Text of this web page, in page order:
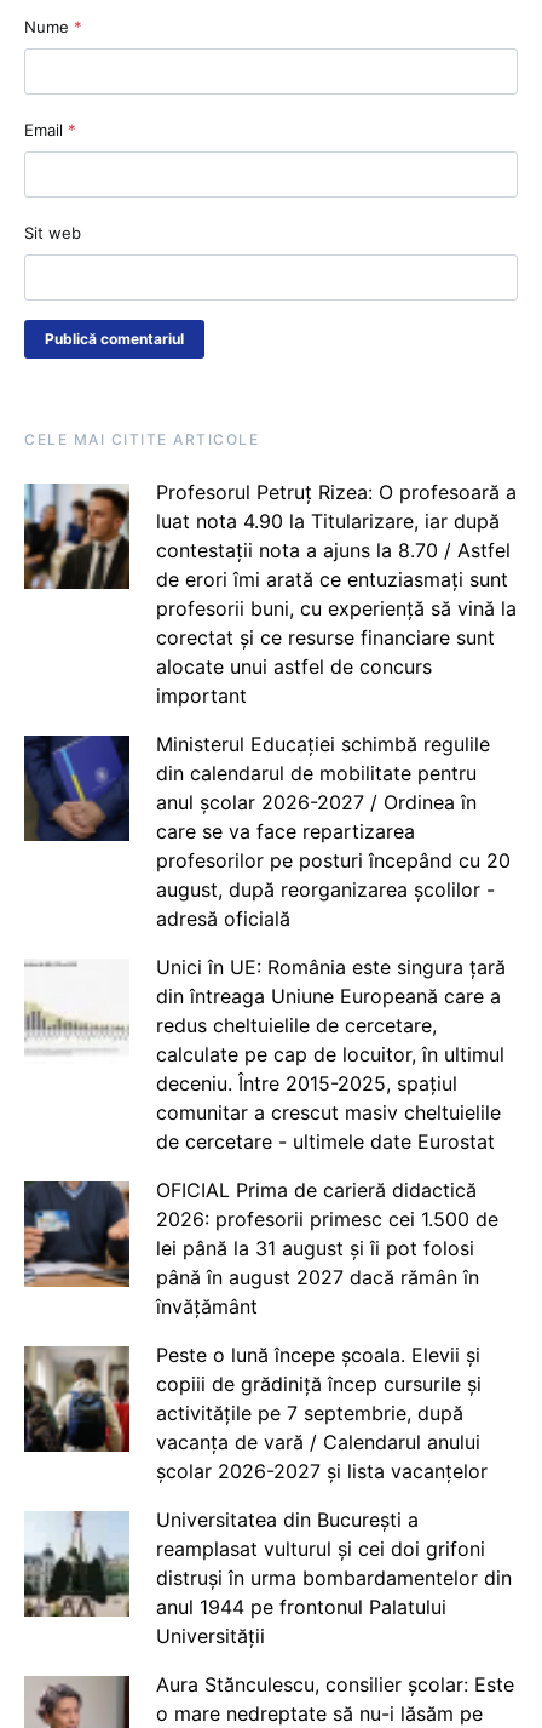
Nume *
Email *
Sit web
CELE MAI CITITE ARTICOLE
Profesorul Petruț Rizea: O profesoară a
luat nota 4.90 la Titularizare, iar după
contestații nota a ajuns la 8.70 / Astfel
de erori îmi arată ce entuziasmați sunt
profesorii buni, cu experiență să vină la
corectat și ce resurse financiare sunt
alocate unui astfel de concurs
important
Ministerul Educației schimbă regulile
din calendarul de mobilitate pentru
anul școlar 2026-2027 / Ordinea în
care se va face repartizarea
profesorilor pe posturi începând cu 20
august, după reorganizarea școlilor -
adresă oficială
Unici în UE: România este singura țară
din întreaga Uniune Europeană care a
redus cheltuielile de cercetare,
calculate pe cap de locuitor, în ultimul
deceniu. Între 2015-2025, spațiul
comunitar a crescut masiv cheltuielile
de cercetare - ultimele date Eurostat
OFICIAL Prima de carieră didactică
2026: profesorii primesc cei 1.500 de
lei până la 31 august și îi pot folosi
până în august 2027 dacă rămân în
învățământ
Peste o lună începe școala. Elevii și
copiii de grădiniță încep cursurile și
activitățile pe 7 septembrie, după
vacanța de vară / Calendarul anului
școlar 2026-2027 și lista vacanțelor
Universitatea din București a
reamplasat vulturul și cei doi grifoni
distruși în urma bombardamentelor din
anul 1944 pe frontonul Palatului
Universității
Aura Stănculescu, consilier școlar: Este
o mare nedreptate să nu-i lăsăm pe